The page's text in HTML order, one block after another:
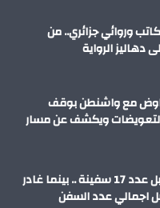
وروائي جزائري.. من
دهاليز الرواية
مع واشنطن بوقف
ويكشف عن مسار
ميناء دمياط يستقبل عدد 17 سفينة .. بينما غادر
اجمالي عدد السفن